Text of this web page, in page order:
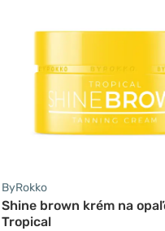
ByRokko
Shine brown krém na
Tropical